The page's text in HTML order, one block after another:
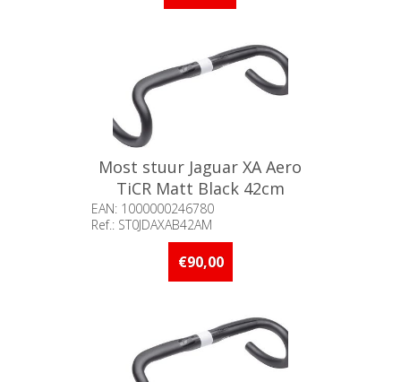
Most stuur Jaguar XA Aero
TiCR Matt Black 42cm
EAN: 1000000246780
Ref.: ST0JDAXAB42AM
Beschikbaarheid:: 5 stuks of
meer op voorraad
€90,00